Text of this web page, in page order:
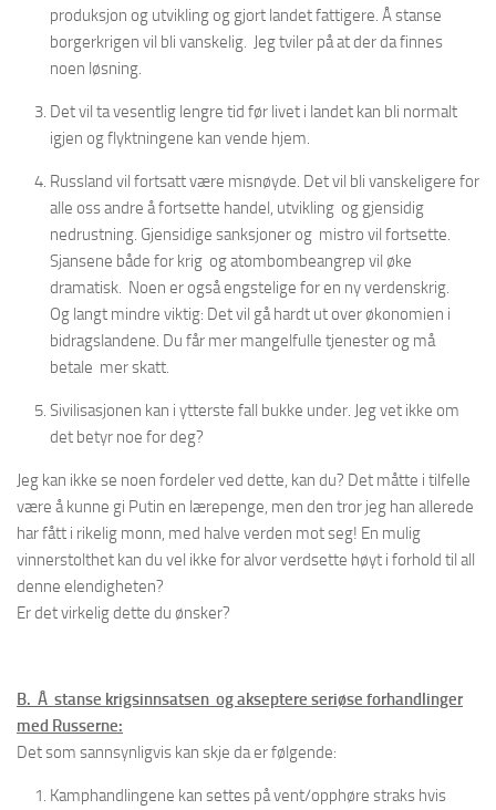
produksjon og utvikling og gjort landet fattigere. Å stanse
borgerkrigen vil bli vanskelig. Jeg tviler på at der da finnes
noen løsning.
Det vil ta vesentlig lengre tid før livet i landet kan bli normalt
igjen og flyktningene kan vende hjem.
Russland vil fortsatt være misnøyde. Det vil bli vanskeligere for
alle oss andre å fortsette handel, utvikling og gjensidig
nedrustning. Gjensidige sanksjoner og mistro vil fortsette.
Sjansene både for krig og atombombeangrep vil øke
dramatisk. Noen er også engstelige for en ny verdenskrig.
Og langt mindre viktig: Det vil gå hardt ut over økonomien i
bidragslandene. Du får mer mangelfulle tjenester og må
betale mer skatt.
Sivilisasjonen kan i ytterste fall bukke under. Jeg vet ikke om
det betyr noe for deg?
Jeg kan ikke se noen fordeler ved dette, kan du? Det måtte i tilfelle
være å kunne gi Putin en lærepenge, men den tror jeg han allerede
har fått i rikelig monn, med halve verden mot seg! En mulig
vinnerstolthet kan du vel ikke for alvor verdsette høyt i forhold til all
denne elendigheten?
Er det virkelig dette du ønsker?
B. Å stanse krigsinnsatsen og akseptere seriøse forhandlinger
med Russerne:
Det som sannsynligvis kan skje da er følgende:
Kamphandlingene kan settes på vent/opphøre straks hvis